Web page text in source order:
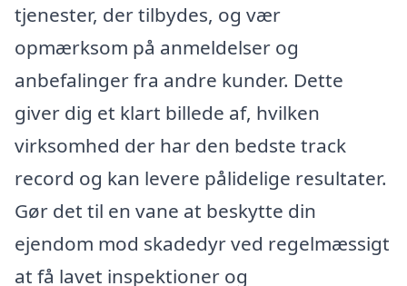
tjenester, der tilbydes, og vær
opmærksom på anmeldelser og
anbefalinger fra andre kunder. Dette
giver dig et klart billede af, hvilken
virksomhed der har den bedste track
record og kan levere pålidelige resultater.
Gør det til en vane at beskytte din
ejendom mod skadedyr ved regelmæssigt
at få lavet inspektioner og